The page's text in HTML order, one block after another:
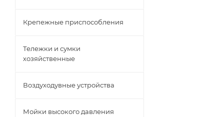
Крепежные приспособления
Тележки и сумки
хозяйственные
Воздуходувные устройства
Мойки высокого давления